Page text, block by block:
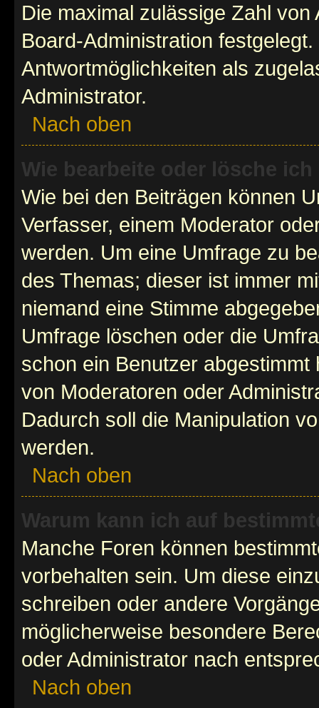
Die maximal zulässige Zahl
Board-Administration
Antwortmöglichkeiten als
Administrator.
Nach oben
Wie bearbeite oder lösche
Wie bei den Beiträgen können
Verfasser, einem Moderator
werden. Um eine Umfrage zu
des Themas; dieser ist immer
niemand eine Stimme
Umfrage löschen oder die
schon ein Benutzer
von Moderatoren oder
Dadurch soll die Manipulation
werden.
Nach oben
Warum kann ich auf
Manche Foren können
vorbehalten sein. Um diese
schreiben oder andere
möglicherweise besondere
oder Administrator nach
Nach oben